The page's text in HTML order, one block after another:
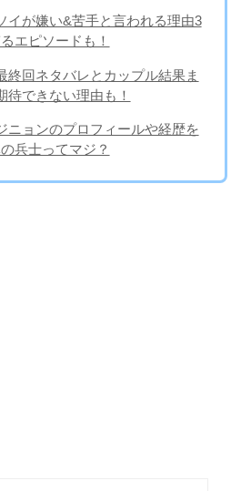
イが嫌い&苦手と言われる理由3
エピソードも！
終回ネタバレとカップル結果ま
待できない理由も！
ニョンのプロフィールや経歴を
兵士ってマジ？